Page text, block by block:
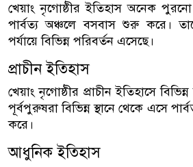
খেয়াং নৃগোষ্ঠীর ইতিহাস অনেক
পার্বত্য অঞ্চলে বসবাস শুরু করে।
পর্যায়ে বিভিন্ন পরিবর্তন এসেছে।
প্রাচীন ইতিহাস
খেয়াং নৃগোষ্ঠীর প্রাচীন ইতিহাসে
পূর্বপুরুষরা বিভিন্ন স্থানে থেকে এসে
করে।
আধুনিক ইতিহাস